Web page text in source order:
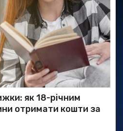
як 18-річним
отримати кошти за